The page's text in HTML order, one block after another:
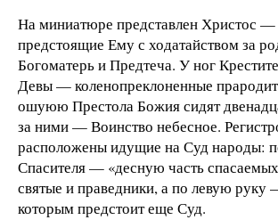
На миниатюре представлен Христос
предстоящие Ему с ходатайством за
Богоматерь и Предтеча. У ног
Девы — коленопреклоненные
ошуюю Престола Божия сидят
за ними — Воинство небесное.
расположены идущие на Суд народы:
Спасителя — «десную часть
святые и праведники, а по левую
которым предстоит еще Суд.